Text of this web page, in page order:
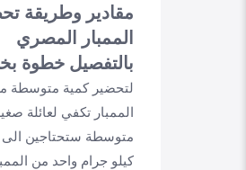
مقادير وطريقة
الممبار المصري
بالتفصيل خطوة
لتحضير كمية متوسطة
الممبار تكفي لعائلة
متوسطة ستحتاجين الى
كيلو جرام واحد من